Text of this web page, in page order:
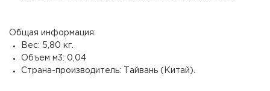
Общая информация:
Вес: 5,80 кг.
Объем м3: 0,04
Страна-производитель: Тайвань (Китай).